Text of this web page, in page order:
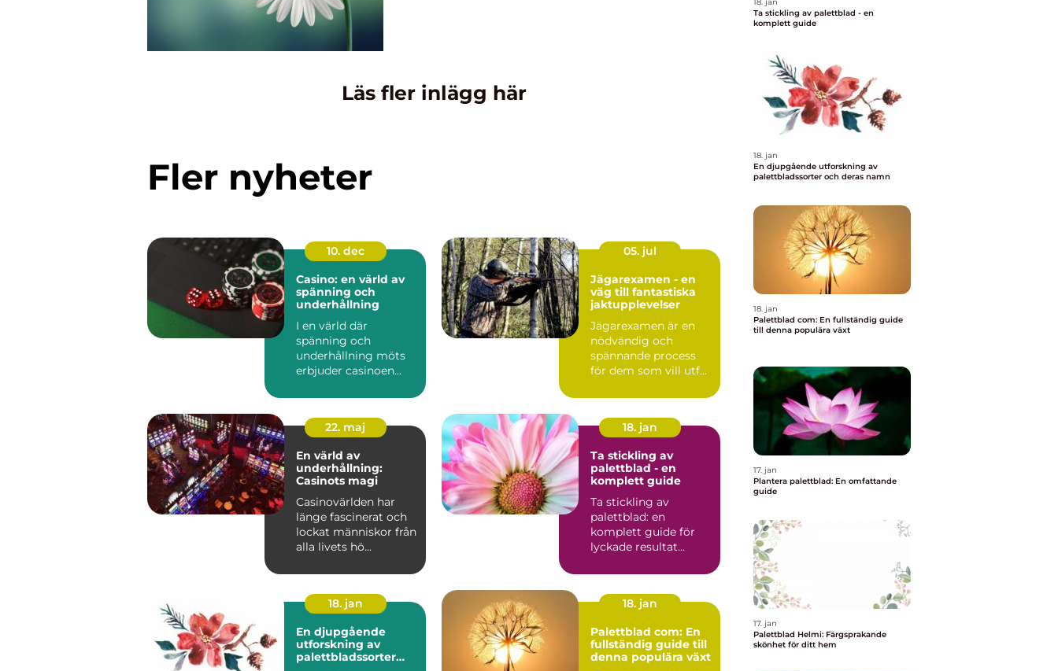
Läs fler inlägg här
Fler nyheter
10. dec
Casino: en värld av
spänning och
underhållning
I en värld där
spänning och
underhållning möts
erbjuder casinoen
05. jul
Jägarexamen - en
väg till fantastiska
jaktupplevelser
Jägarexamen är en
nödvändig och
spännande process
för dem som vill utf...
22. maj
En värld av
underhållning:
Casinots magi
Casinovärlden har
länge fascinerat och
lockat människor från
alla livets hö...
18. jan
Ta stickling av
palettblad - en
komplett guide
Ta stickling av
palettblad: en
komplett guide för
lyckade resultat
och dess...
18. jan
En djupgående
utforskning av
palettbladssorter
18. jan
Palettblad com: En
fullständig guide till
denna populära växt
Ta stickling av palettblad - en
komplett guide
18. jan
En djupgående utforskning av
palettbladssorter och deras namn
18. jan
Palettblad com: En fullständig guide
till denna populära växt
17. jan
Plantera palettblad: En omfattande
guide
17. jan
Palettblad Helmi: Färgsprakande
skönhet för ditt hem